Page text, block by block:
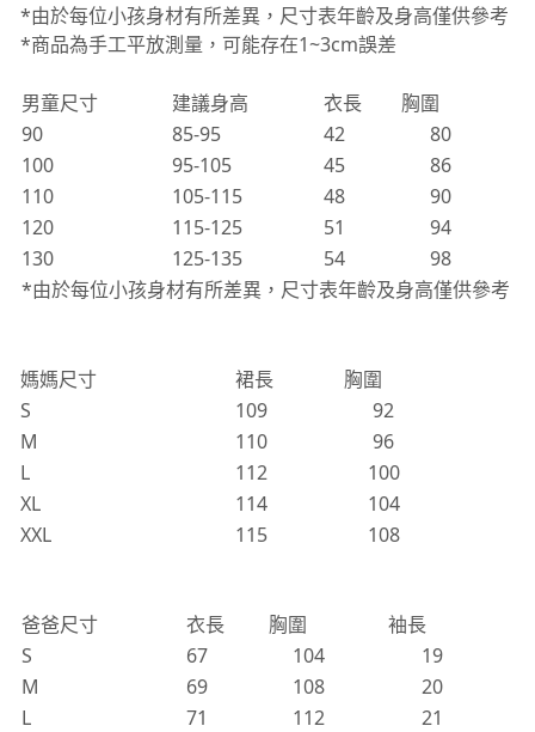
*由於每位小孩身材有所差異，尺寸表年齡及身高僅供參考
*商品為手工平放測量，可能存在1~3cm誤差
男童尺寸 建議身高 衣長
胸圍
90
85-95 42
80
100
95-105 45
86
110
105-115 48
90
120
115-125 51
94
130
125-135 54
98
*由於每位小孩身材有所差異，尺寸表年齡及身高僅供參考
媽媽尺寸 裙長
胸圍
S
109
92
M
110
96
L
112
100
XL
114
104
XXL
115 108
爸爸尺寸 衣長 胸圍
袖長
S
67 104
19
M
69 108
20
L
71 112
21